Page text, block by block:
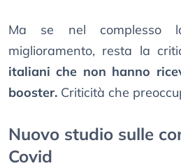
Ma se nel complesso
miglioramento, resta la
italiani che non hanno
booster. Criticità che
Nuovo studio sulle
Covid